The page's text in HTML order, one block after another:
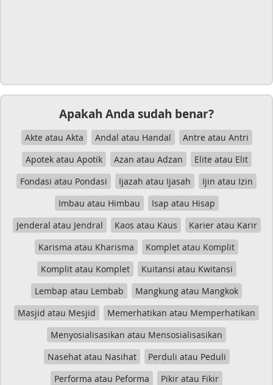
Apakah Anda sudah benar?
Akte atau Akta Andal atau Handal
Antre atau Antri
Apotek atau Apotik
Azan atau Adzan
Elite atau Elit
Fondasi atau Pondasi
Ijazah atau Ijasah
Ijin atau Izin
Imbau atau Himbau
Isap atau Hisap
Jenderal atau Jendral
Kaos atau Kaus
Karier atau Karir
Karisma atau Kharisma
Komplet atau Komplit
Komplit atau Komplet
Kuitansi atau Kwitansi
Lembap atau Lembab
Mangkung atau Mangkok
Masjid atau Mesjid
Memerhatikan atau Memperhatikan
Menyosialisasikan atau Mensosialisasikan
Nasehat atau Nasihat
Perduli atau Peduli
Performa atau Peforma
Pikir atau Fikir